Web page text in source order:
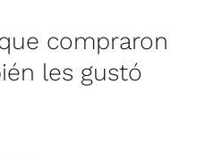
compraron
les gustó